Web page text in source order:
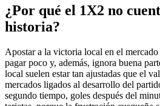
¿Por qué el 1X2 no
historia?
Apostar a la victoria local en el
pagar poco y, además, ignora buena
local suelen estar tan ajustadas que el
mercados ligados al desarrollo del
segundo tiempo, goles después del